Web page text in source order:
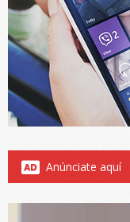
Anúnciate aquí